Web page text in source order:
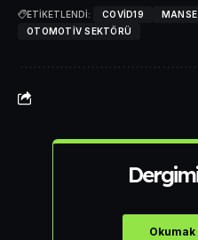
ETİKETLENDİ: COVID19
OTOMOTIV SEKTÖRÜ
Okumak